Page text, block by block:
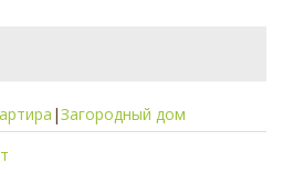
|Загородный дом